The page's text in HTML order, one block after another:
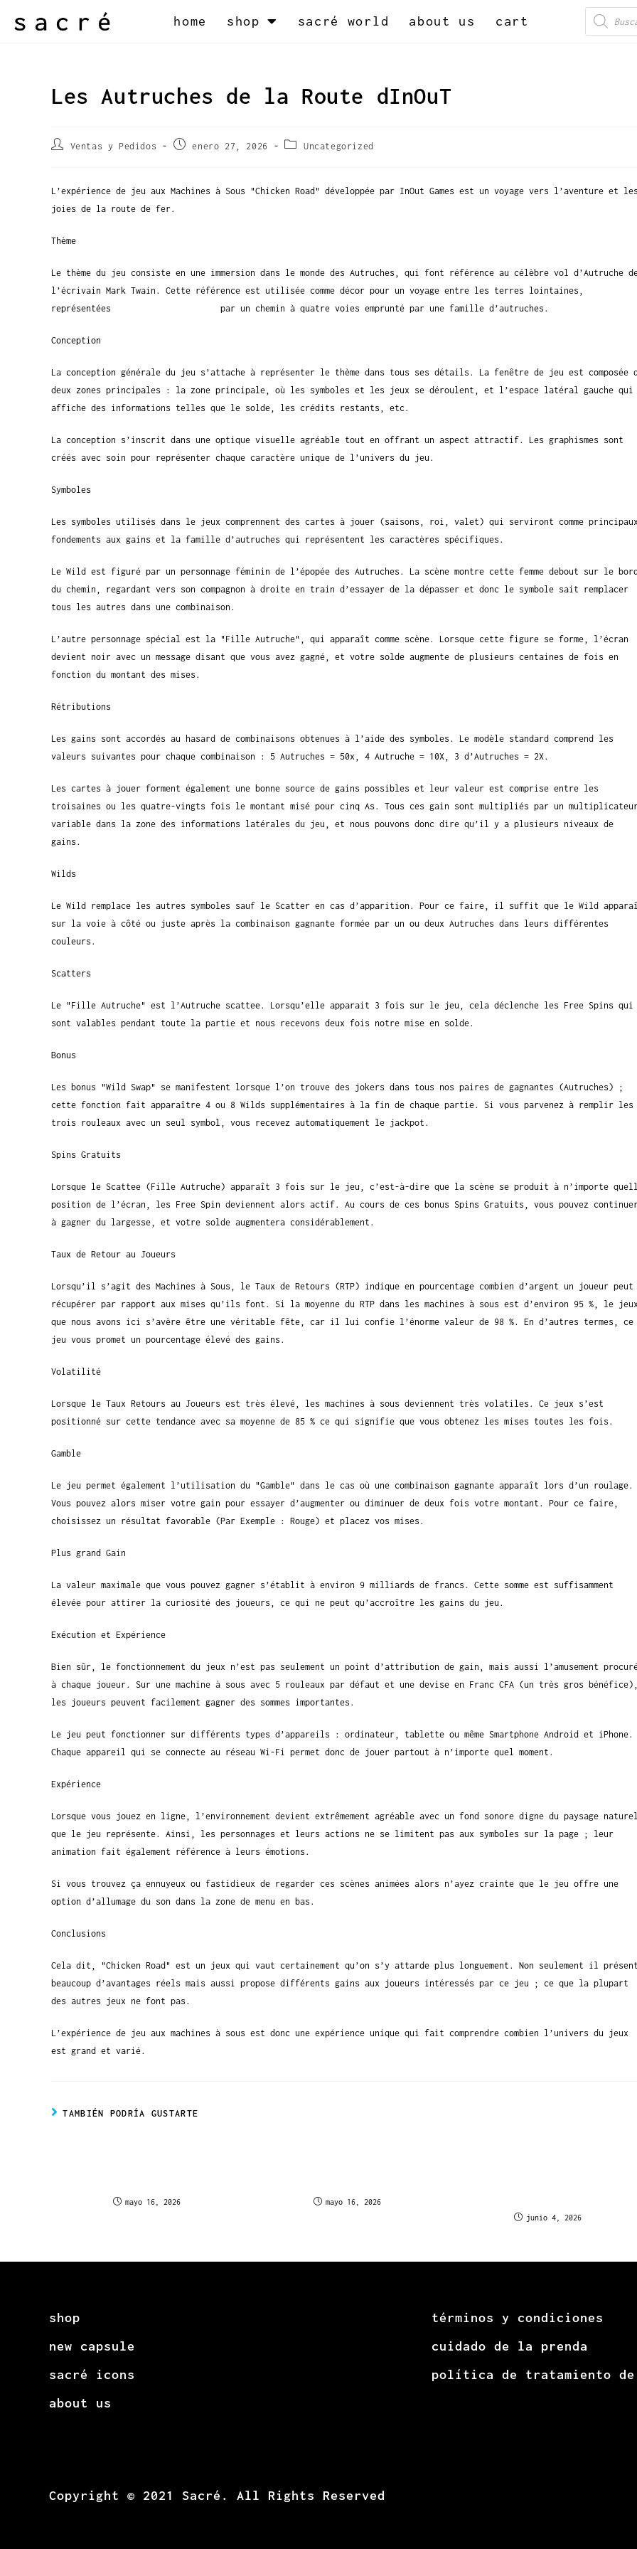
home shop sacré world about us cart
Les Autruches de la Route dInOuT
Ventas y Pedidos enero 27, 2026 Uncategorized
L’expérience de jeu aux Machines à Sous "Chicken Road" développée par InOut Games est un voyage vers l’aventure et
joies de la route de fer.
Thème
Le thème du jeu consiste en une immersion dans le monde des Autruches, qui font référence au célèbre vol d’Autruche
l’écrivain Mark Twain. Cette référence est utilisée comme décor pour un voyage entre les terres lointaines,
représentées
par un chemin à quatre voies emprunté par une famille d’autruches.
Conception
La conception générale du jeu s’attache à représenter le thème dans tous ses détails. La fenêtre de jeu est composée
deux zones principales : la zone principale, où les symboles et les jeux se déroulent, et l’espace latéral gauche qui
affiche des informations telles que le solde, les crédits restants, etc.
La conception s’inscrit dans une optique visuelle agréable tout en offrant un aspect attractif. Les graphismes sont
créés avec soin pour représenter chaque caractère unique de l’univers du jeu.
Symboles
Les symboles utilisés dans le jeux comprennent des cartes à jouer (saisons, roi, valet) qui serviront comme
fondements aux gains et la famille d’autruches qui représentent les caractères spécifiques.
Le Wild est figuré par un personnage féminin de l’épopée des Autruches. La scène montre cette femme debout sur le
du chemin, regardant vers son compagnon à droite en train d’essayer de la dépasser et donc le symbole sait remplacer
tous les autres dans une combinaison.
L’autre personnage spécial est la "Fille Autruche", qui apparaît comme scène. Lorsque cette figure se forme, l’écran
devient noir avec un message disant que vous avez gagné, et votre solde augmente de plusieurs centaines de fois en
fonction du montant des mises.
Rétributions
Les gains sont accordés au hasard de combinaisons obtenues à l’aide des symboles. Le modèle standard comprend les
valeurs suivantes pour chaque combinaison : 5 Autruches = 50x, 4 Autruche = 10X, 3 d’Autruches = 2X.
Les cartes à jouer forment également une bonne source de gains possibles et leur valeur est comprise entre les
troisaines ou les quatre-vingts fois le montant misé pour cinq As. Tous ces gain sont multipliés par un
variable dans la zone des informations latérales du jeu, et nous pouvons donc dire qu’il y a plusieurs niveaux de
gains.
Wilds
Le Wild remplace les autres symboles sauf le Scatter en cas d’apparition. Pour ce faire, il suffit que le Wild
sur la voie à côté ou juste après la combinaison gagnante formée par un ou deux Autruches dans leurs différentes
couleurs.
Scatters
Le "Fille Autruche" est l’Autruche scattee. Lorsqu’elle apparait 3 fois sur le jeu, cela déclenche les Free Spins qui
sont valables pendant toute la partie et nous recevons deux fois notre mise en solde.
Bonus
Les bonus "Wild Swap" se manifestent lorsque l’on trouve des jokers dans tous nos paires de gagnantes (Autruches) ;
cette fonction fait apparaître 4 ou 8 Wilds supplémentaires à la fin de chaque partie. Si vous parvenez à remplir les
trois rouleaux avec un seul symbol, vous recevez automatiquement le jackpot.
Spins Gratuits
Lorsque le Scattee (Fille Autruche) apparaît 3 fois sur le jeu, c’est-à-dire que la scène se produit à n’importe
position de l’écran, les Free Spin deviennent alors actif. Au cours de ces bonus Spins Gratuits, vous pouvez
à gagner du largesse, et votre solde augmentera considérablement.
Taux de Retour au Joueurs
Lorsqu’il s’agit des Machines à Sous, le Taux de Retours (RTP) indique en pourcentage combien d’argent un joueur peut
récupérer par rapport aux mises qu’ils font. Si la moyenne du RTP dans les machines à sous est d’environ 95 %, le
que nous avons ici s’avère être une véritable fête, car il lui confie l’énorme valeur de 98 %. En d’autres termes, ce
jeu vous promet un pourcentage élevé des gains.
Volatilité
Lorsque le Taux Retours au Joueurs est très élevé, les machines à sous deviennent très volatiles. Ce jeux s’est
positionné sur cette tendance avec sa moyenne de 85 % ce qui signifie que vous obtenez les mises toutes les fois.
Gamble
Le jeu permet également l’utilisation du "Gamble" dans le cas où une combinaison gagnante apparaît lors d’un roulage.
Vous pouvez alors miser votre gain pour essayer d’augmenter ou diminuer de deux fois votre montant. Pour ce faire,
choisissez un résultat favorable (Par Exemple : Rouge) et placez vos mises.
Plus grand Gain
La valeur maximale que vous pouvez gagner s’établit à environ 9 milliards de francs. Cette somme est suffisamment
élevée pour attirer la curiosité des joueurs, ce qui ne peut qu’accroître les gains du jeu.
Exécution et Expérience
Bien sûr, le fonctionnement du jeux n’est pas seulement un point d’attribution de gain, mais aussi l’amusement
à chaque joueur. Sur une machine à sous avec 5 rouleaux par défaut et une devise en Franc CFA (un très gros
les joueurs peuvent facilement gagner des sommes importantes.
Le jeu peut fonctionner sur différents types d’appareils : ordinateur, tablette ou même Smartphone Android et iPhone.
Chaque appareil qui se connecte au réseau Wi-Fi permet donc de jouer partout à n’importe quel moment.
Expérience
Lorsque vous jouez en ligne, l’environnement devient extrêmement agréable avec un fond sonore digne du paysage
que le jeu représente. Ainsi, les personnages et leurs actions ne se limitent pas aux symboles sur la page ; leur
animation fait également référence à leurs émotions.
Si vous trouvez ça ennuyeux ou fastidieux de regarder ces scènes animées alors n’ayez crainte que le jeu offre une
option d’allumage du son dans la zone de menu en bas.
Conclusions
Cela dit, "Chicken Road" est un jeux qui vaut certainement qu’on s’y attarde plus longuement. Non seulement il
beaucoup d’avantages réels mais aussi propose différents gains aux joueurs intéressés par ce jeu ; ce que la plupart
des autres jeux ne font pas.
L’expérience de jeu aux machines à sous est donc une expérience unique qui fait comprendre combien l’univers du jeux
est grand et varié.
TAMBIÉN PODRÍA GUSTARTE
mayo 16, 2026 mayo 16, 2026
junio 4, 2026
shop
new capsule
sacré icons
about us
Copyright © 2021 Sacré. All Rights Reserved
términos y condiciones
cuidado de la prenda
política de tratamiento de